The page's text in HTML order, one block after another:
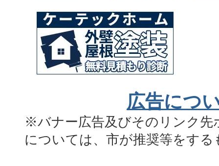
広告につ
※バナー広告及びそのリンク先
については、市が推奨等をす